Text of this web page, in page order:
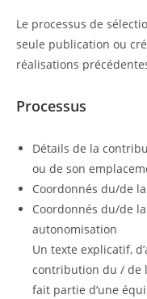
Le processus de
seule publication ou
réalisations
Processus
Détails de la
ou de son
Coordonnés du/de
Coordonnés du/de
autonomisation
Un texte explicatif,
contribution du / de
fait partie d’une